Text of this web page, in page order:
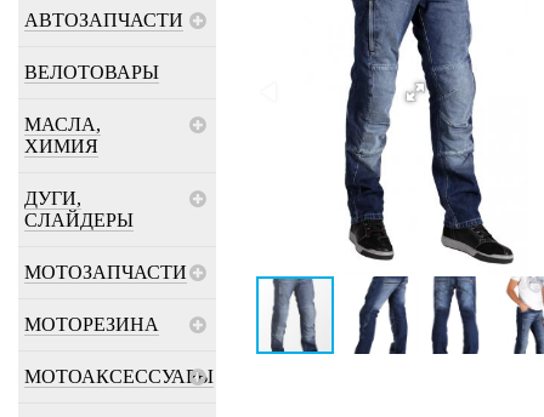
АВТОЗАПЧАСТИ
ВЕЛОТОВАРЫ
МАСЛА,
ХИМИЯ
ДУГИ,
СЛАЙДЕРЫ
МОТОЗАПЧАСТИ
МОТОРЕЗИНА
МОТОАКСЕССУАРЫ